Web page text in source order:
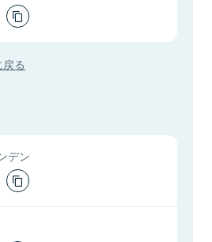
る
デン